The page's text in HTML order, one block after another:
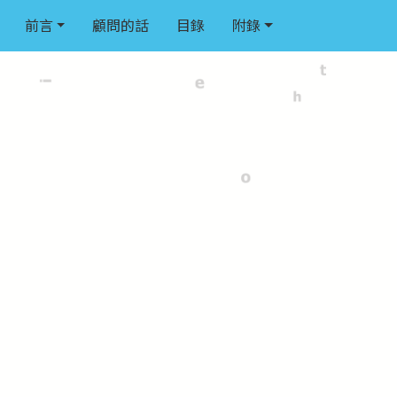
前言 顧問的話 目錄 附錄